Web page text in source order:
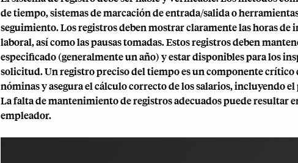
de tiempo, sistemas de marcación de entrada/salida o
seguimiento. Los registros deben mostrar claramente las horas de
laboral, así como las pausas tomadas. Estos registros deben
especificado (generalmente un año) y estar disponibles para los
solicitud. Un registro preciso del tiempo es un componente crítico
nóminas y asegura el cálculo correcto de los salarios, incluyendo
La falta de mantenimiento de registros adecuados puede resultar
empleador.